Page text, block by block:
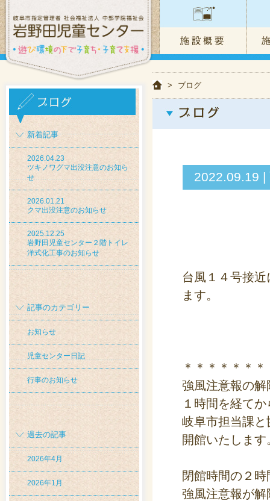
新着記事
2026.04.23
ツキノワグマ出没注意のお知ら
せ
2026.01.21
クマ出没注意のお知らせ
2025.12.25
岩野田児童センター２階トイレ
洋式化工事のお知らせ
記事のカテゴリー
お知らせ
児童センター日記
行事のお知らせ
過去の記事
2026年4月
2026年1月
> ブログ
2022.09.19
台風１４号接
ます。
＊＊＊＊＊＊
強風注意報の解
１時間を経てか
岐阜市担当課
開館いたします
閉館時間の２
強風注意報が